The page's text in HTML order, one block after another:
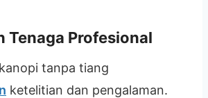
Tenaga Profesional
tanpa tiang
ketelitian dan pengalaman.